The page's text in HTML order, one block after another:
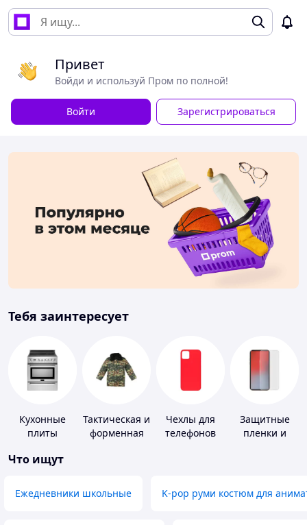
Привет
Войди и используй Пром по полной!
Войти Зарегистрироваться
Тебя заинтересует
Кухонные
плиты
Тактическая и
форменная
Чехлы для
телефонов
Защитные
пленки и
Что ищут
Ежедневники школьные K-pop руми костюм для